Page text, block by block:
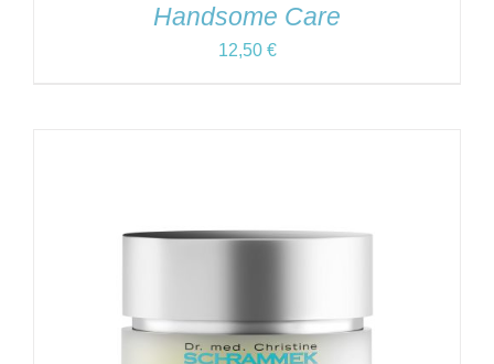
Handsome Care
12,50 €